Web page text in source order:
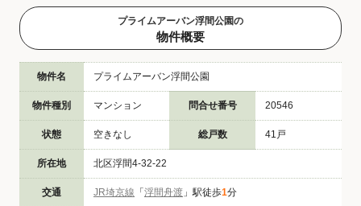
プライムアーバン浮間公園の
物件概要
物件名 プライムアーバン浮間公園
物件種別 マンション 問合せ番号 20546
状態 空きなし 総戸数 41戸
所在地 北区浮間4-32-22
交通 JR埼京線 「 浮間舟渡 」駅徒歩1分